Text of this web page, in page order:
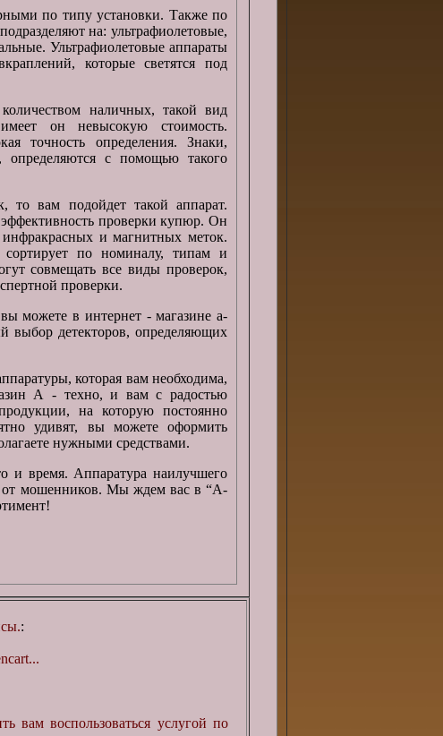
по типу установки. Также по
на: ультрафиолетовые,
Ультрафиолетовые аппараты
которые светятся под
наличных, такой вид
он невысокую стоимость.
точность определения. Знаки,
с помощью такого
то вам подойдет такой аппарат.
проверки купюр. Он
инфракрасных и магнитных меток.
по номиналу, типам и
совмещать все виды проверок,
проверки.
можете в интернет - магазине a-
выбор детекторов, определяющих
которая вам необходима,
А - техно, и вам с радостью
на которую постоянно
удивят, вы можете оформить
нужными средствами.
и время. Аппаратура наилучшего
от мошенников. Мы ждем вас в “А-
:
вам воспользоваться услугой по